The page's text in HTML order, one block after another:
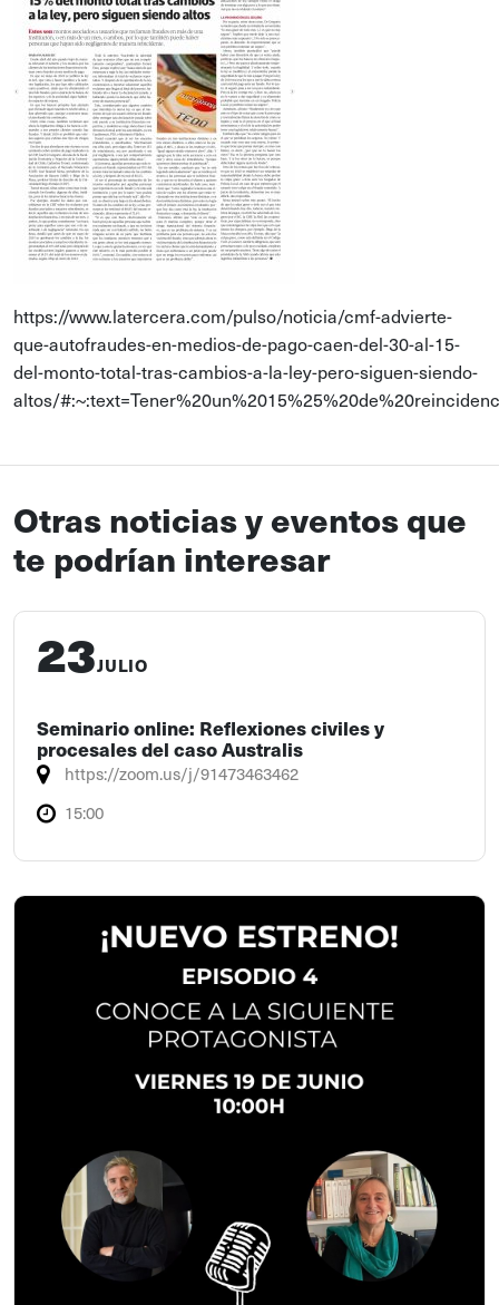
https://www.latercera.com/pulso/noticia/cmf-advierte-
que-autofraudes-en-medios-de-pago-caen-del-30-al-15-
del-monto-total-tras-cambios-a-la-ley-pero-siguen-siendo-
altos/
Otras noticias y eventos que
te podrían interesar
23JULIO
Seminario online: Reflexiones civiles y
procesales del caso Australis
https://zoom.us/j/91473463462
15:00